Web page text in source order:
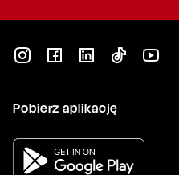
Pobierz aplikację